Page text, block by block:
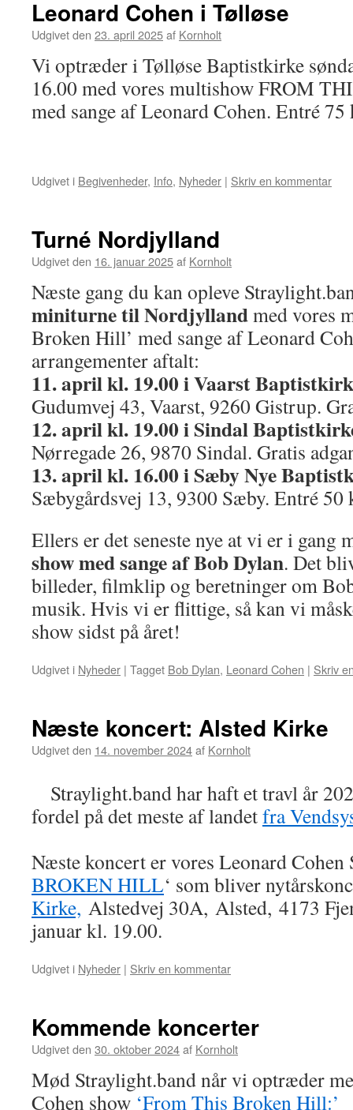
Leonard Cohen i Tølløse
Udgivet den 23. april 2025af Kornholt
Vi optræder i Tølløse Baptistkirke
16.00 med vores multishow FROM
med sange af Leonard Cohen. Entré 75
Udgivet i Begivenheder, Info, Nyheder | Skriv en kommentar
Turné Nordjylland
Udgivet den 16. januar 2025af Kornholt
Næste gang du kan opleve
miniturne til Nordjyllandmed vores
Broken Hill’ med sange af Leonard
arrangementer aftalt:
11. april kl. 19.00 i Vaarst
Gudumvej 43, Vaarst, 9260 Gistrup.
12. april kl. 19.00 i Sindal
Nørregade 26, 9870 Sindal. Gratis
13. april kl. 16.00 i Sæby Nye
Sæbygårdsvej 13, 9300 Sæby. Entré 50
Ellers er det seneste nye at vi er i gang
show med sange af Bob Dylan. Det
billeder, filmklip og beretninger om
musik. Hvis vi er flittige, så kan vi
show sidst på året!
Udgivet i Nyheder | Tagget Bob Dylan, Leonard Cohen | Skriv
Næste koncert: Alsted Kirke
Udgivet den 14. november 2024af Kornholt
Straylight.band har haft et travl år
fordel på det meste af landetfra
Næste koncert er vores Leonard Cohen
BROKEN HILL‘ som bliver
Kirke, Alstedvej 30A, Alsted, 4173
januar kl. 19.00.
Udgivet i Nyheder | Skriv en kommentar
Kommende koncerter
Udgivet den 30. oktober 2024af Kornholt
Mød Straylight.band når vi optræder
Cohen show ‘From This Broken Hill:’